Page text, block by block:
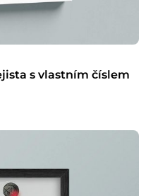
s vlastním číslem